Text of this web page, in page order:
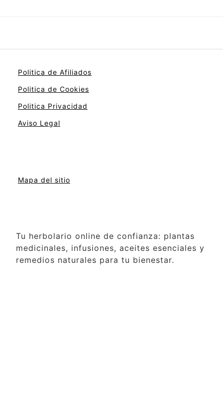
Politica de Afiliados
Politica de Cookies
Politica Privacidad
Aviso Legal
Mapa del sitio
Tu herbolario online de confianza: plantas
medicinales, infusiones, aceites esenciales y
remedios naturales para tu bienestar.